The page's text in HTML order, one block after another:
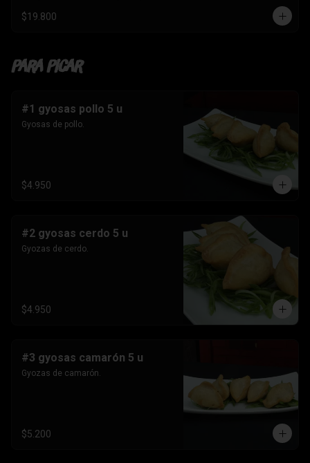
cebollín.
-1 Bebida
    Coca Cola sin azúcar 1.5 ltros
$19.800
Para Picar
#1 gyosas pollo 5 u
Gyosas de pollo.
$4.950
#2 gyosas cerdo 5 u
Gyozas de cerdo.
$4.950
#3 gyosas camarón 5 u
Gyozas de camarón.
$5.200